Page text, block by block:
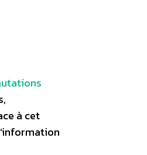
à cet